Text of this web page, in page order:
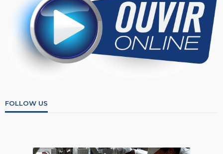
FOLLOW US